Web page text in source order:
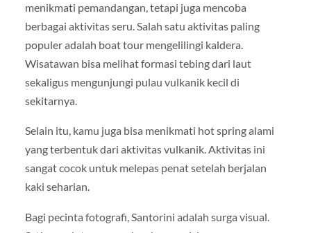
menikmati pemandangan, tetapi juga mencoba
berbagai aktivitas seru. Salah satu aktivitas paling
populer adalah boat tour mengelilingi kaldera.
Wisatawan bisa melihat formasi tebing dari laut
sekaligus mengunjungi pulau vulkanik kecil di
sekitarnya.
Selain itu, kamu juga bisa menikmati hot spring alami
yang terbentuk dari aktivitas vulkanik. Aktivitas ini
sangat cocok untuk melepas penat setelah berjalan
kaki seharian.
Bagi pecinta fotografi, Santorini adalah surga visual.